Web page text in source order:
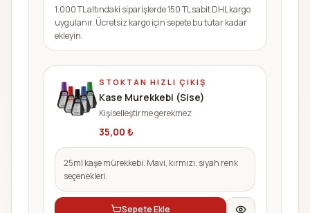
1.000 TL altındaki siparişlerde 150 TL sabit DHL kargo
uygulanır. Ücretsiz kargo için sepete bu tutar kadar
ekleyin.
STOKTAN HIZLI ÇIKIŞ
Kase Murekkebi (Sise)
Kişiselleştirme gerekmez
35,00 ₺
25ml kaşe mürekkebi. Mavi, kırmızı, siyah renk
seçenekleri.
Sepete Ekle